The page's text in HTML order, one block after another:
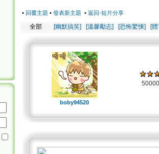
• 回覆主題 • 發表新主題 • 返回-短片分享
全部 [幽默搞笑] [溫馨勵志] [恐怖驚悚] [
boby94520